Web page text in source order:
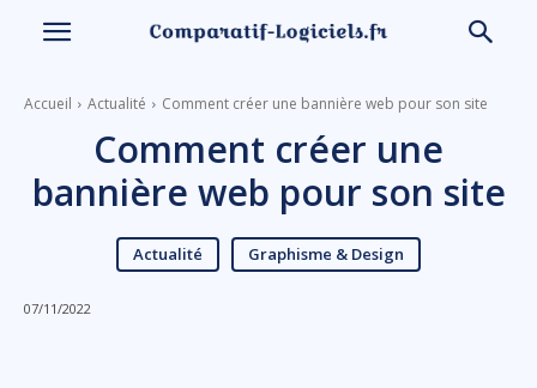
Accueil Actualité Comment créer une bannière web pour son site
Comment créer une
bannière web pour son site
Actualité Graphisme & Design
07/11/2022